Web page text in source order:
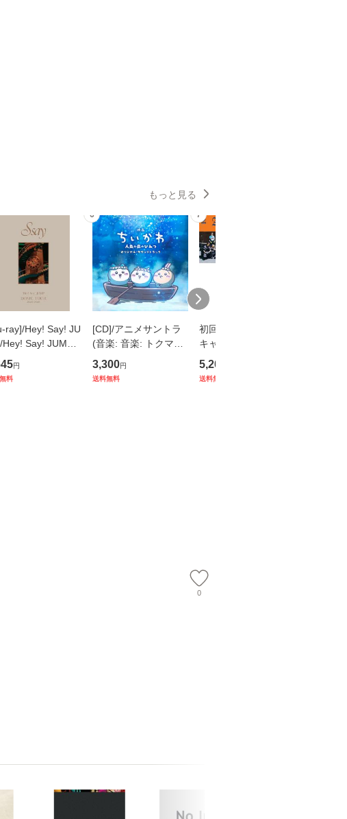
もっと見る
ray]/Hey! Say! JU
Hey! Say! JUMP
TOUR 2025-2
S say [初回限定
円
料
6
[CD]/アニメサントラ
(音楽: 音楽: トクマル
シューゴ/上水樽力)/
【出荷日未定】『映画
3,300円
送料無料
7
初回/[CD]/INI/【予約
キャンペーン特典付
き、エントリーコード
付き】 ANTHEM [3形
5,200
送料無料
0